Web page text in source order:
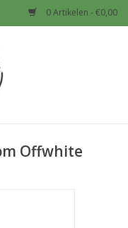
0 Artikelen - €0,00
Offwhite